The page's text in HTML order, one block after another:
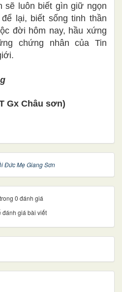
sẽ luôn biết gìn giữ ngọn
lại, biết sống tinh thần
đời hôm nay, hầu xứng
chứng nhân của Tin
Gx Châu sơn)
Đức Mẹ Giang Sơn
0 đánh giá
đánh giá bài viết